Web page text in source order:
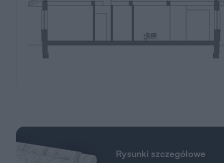
Rysunki szczegółowe